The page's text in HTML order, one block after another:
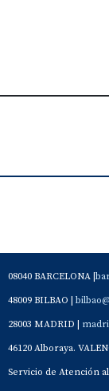
08040 BARCELONA |
48009 BILBAO |
28003 MADRID |
46120 Alboraya.
Servicio de Atención